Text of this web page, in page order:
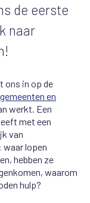
de eerste
naar
ons in op de
en
werkt. Een
met een
van
waar lopen
hebben ze
waarom
hulp?